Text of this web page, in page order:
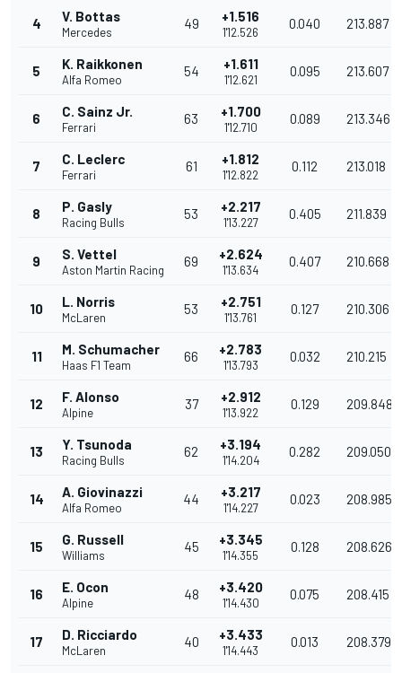
4 V. Bottas
Mercedes
49 +1.516
1'12.526
0.040 213.887
5 K. Raikkonen
Alfa Romeo
54 +1.611
1'12.621
0.095 213.607
6 C. Sainz Jr.
Ferrari
63 +1.700
1'12.710
0.089 213.346
7 C. Leclerc
Ferrari
61 +1.812
1'12.822
0.112 213.018
8 P. Gasly
Racing Bulls
53 +2.217
1'13.227
0.405 211.839
9 S. Vettel
Aston Martin Racing
69 +2.624
1'13.634
0.407 210.668
10 L. Norris
McLaren
53 +2.751
1'13.761
0.127 210.306
11 M. Schumacher
Haas F1 Team
66 +2.783
1'13.793
0.032 210.215
12 F. Alonso
Alpine
37 +2.912
1'13.922
0.129 209.848
13 Y. Tsunoda
Racing Bulls
62 +3.194
1'14.204
0.282 209.050
14 A. Giovinazzi
Alfa Romeo
44 +3.217
1'14.227
0.023 208.985
15 G. Russell
Williams
45 +3.345
1'14.355
0.128 208.626
16 E. Ocon
Alpine
48 +3.420
1'14.430
0.075 208.415
17 D. Ricciardo
McLaren
40 +3.433
1'14.443
0.013 208.379